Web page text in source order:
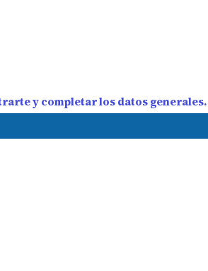
y completar los datos generales.